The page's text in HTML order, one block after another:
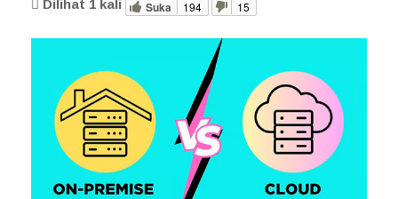
Dilihat 1 kali Suka 194 15